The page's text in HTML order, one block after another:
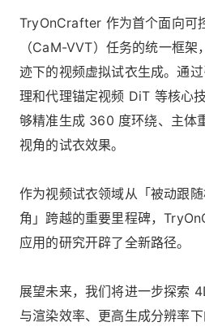
TryOnCrafter 作为首个面向可
（CaM-VVT）任务的统一框
迹下的视频虚拟试衣生成。通
理和代理锚定视频 DiT 等核心
够精准生成 360 度环绕、主体
视角的试衣效果。
作为视频试衣领域从「被动跟
角」跨越的重要里程碑，
应用的研究开辟了全新路径。
展望未来，我们将进一步探索
与渲染效率、更高生成分辨率